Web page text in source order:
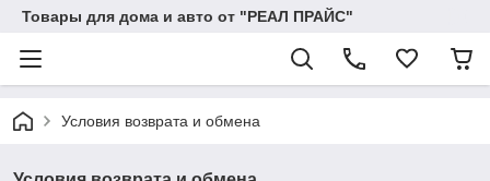
Товары для дома и авто от "РЕАЛ ПРАЙС"
Условия возврата и обмена